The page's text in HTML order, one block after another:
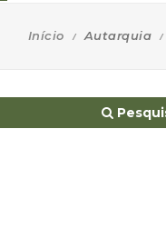
Início Autarquia